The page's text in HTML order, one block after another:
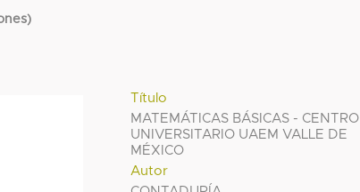
Título
MATEMÁTICAS BÁSICAS - CENTRO
UNIVERSITARIO UAEM VALLE DE
MÉXICO
Autor